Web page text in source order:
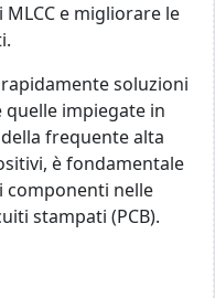
e migliorare le
soluzioni
impiegate in
frequente alta
è fondamentale
componenti nelle
stampati (PCB).